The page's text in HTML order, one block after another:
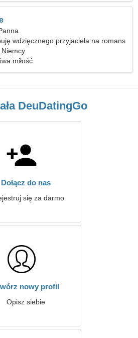
wdzięcznego przyjaciela na romans
miłość
DeuDatingGo
Dołącz do nas
się za darmo
nowy profil
Opisz siebie